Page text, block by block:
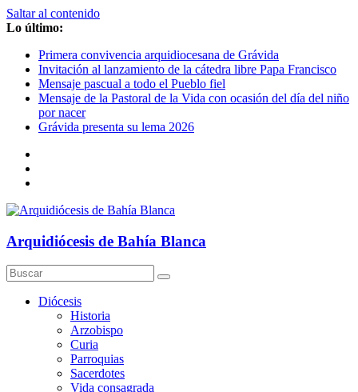
Saltar al contenido
Lo último:
Primera convivencia arquidiocesana de Grávida
Invitación al lanzamiento de la cátedra libre Papa Francisco
Mensaje pascual a todo el Pueblo fiel
Mensaje de la Pastoral de la Vida con ocasión del día del niño
por nacer
Grávida presenta su lema 2026
Arquidiócesis de Bahía Blanca
Diócesis
Historia
Arzobispo
Curia
Parroquias
Sacerdotes
Vida consagrada